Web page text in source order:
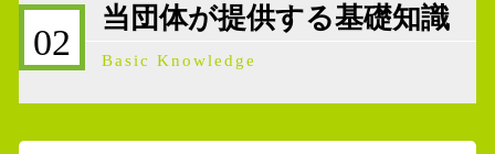
02
当団体が提供する基礎知識
Basic Knowledge